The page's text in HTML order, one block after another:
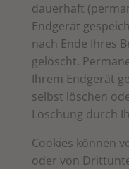
dauerhaft
Endgerät
nach Ende Ihres
gelöscht.
Ihrem Endgerät
selbst löschen
Löschung durch
Cookies können
oder von